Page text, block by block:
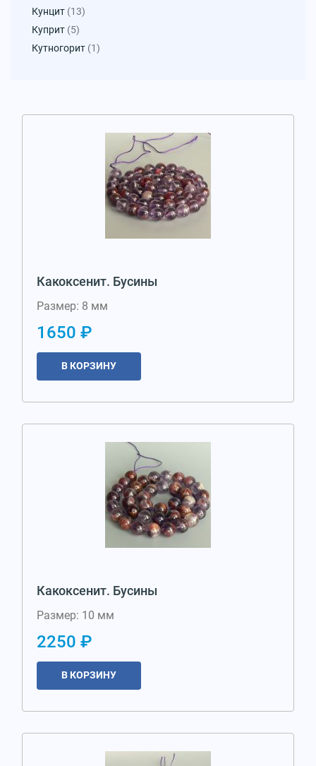
Кунцит (13)
Куприт (5)
Кутногорит (1)
Какоксенит. Бусины
Размер: 8 мм
1650 ₽
В КОРЗИНУ
Какоксенит. Бусины
Размер: 10 мм
2250 ₽
В КОРЗИНУ